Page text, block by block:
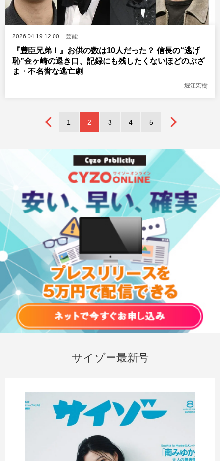
2026.04.19 12:00 芸能
『豊臣兄弟！』お供の数は10人だった？ 信長の“逃げ
恥”金ヶ崎の退き口、記録にも残したくないほどのぶざ
ま・不名誉な逃亡劇
堀江宏樹
1 2 3 4 5
サイゾー最新号